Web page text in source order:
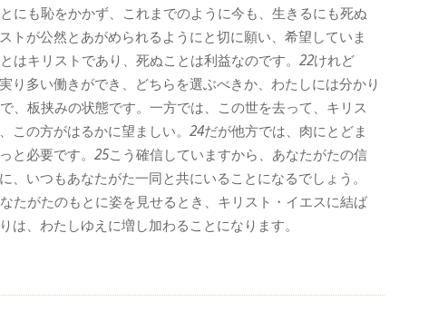
にも恥をかかず、これまでのように今も、生きるにも死ぬ
トが公然とあがめられるようにと切に願い、希望していま
はキリストであり、死ぬことは利益なのです。 22けれど
り多い働きができ、どちらを選ぶべきか、わたしには分かり
、板挟みの状態です。一方では、この世を去って、キリス
この方がはるかに望ましい。 24だが他方では、肉にとどま
と必要です。 25こう確信していますから、あなたがたの信
、いつもあなたがた一同と共にいることになるでしょう。
たがたのもとに姿を見せるとき、キリスト・イエスに結ば
は、わたしゆえに増し加わることになります。